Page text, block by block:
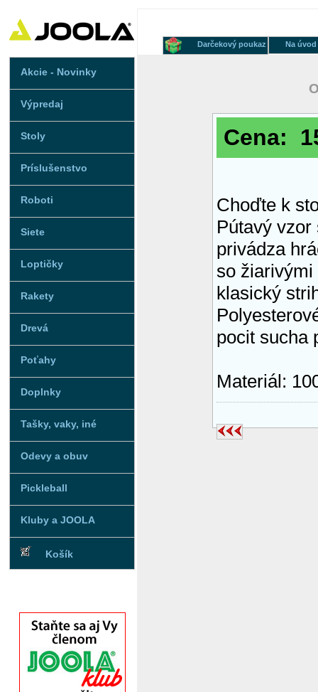
Akcie - Novinky
Výpredaj
Stoly
Príslušenstvo
Roboti
Siete
Loptičky
Rakety
Drevá
Poťahy
Doplnky
Tašky, vaky, iné
Odevy a obuv
Pickleball
Kluby a JOOLA
Košík
Na úvod
Darčekový poukaz
Cena:
Choďte k
Pútavý
privádza
so žiarivými
klasický
pocit sucha
Materiál: